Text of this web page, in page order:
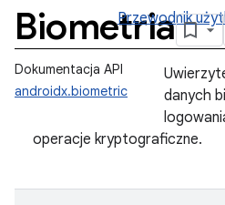
Biometria
Przewodnik
Dokumentacja API
androidx.biometric
danych
operacje kryptograficzne.